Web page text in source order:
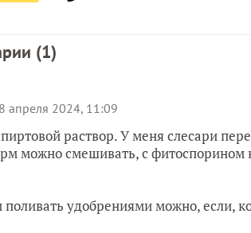
(1)
8 апреля 2024, 11:09
раствор. У меня слесари
можно смешивать, с фитоспорином
удобрениями можно, если,